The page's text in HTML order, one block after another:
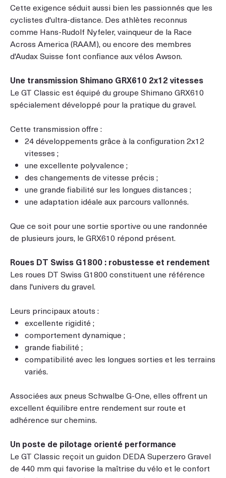
Cette exigence séduit aussi bien les passionnés que les
cyclistes d'ultra-distance. Des athlètes reconnus
comme Hans-Rudolf Nyfeler, vainqueur de la Race
Across America (RAAM), ou encore des membres
d'Audax Suisse font confiance aux vélos Awson.
Une transmission Shimano GRX610 2x12 vitesses
Le GT Classic est équipé du groupe Shimano GRX610
spécialement développé pour la pratique du gravel.
Cette transmission offre :
24 développements grâce à la configuration 2x12
vitesses ;
une excellente polyvalence ;
des changements de vitesse précis ;
une grande fiabilité sur les longues distances ;
une adaptation idéale aux parcours vallonnés.
Que ce soit pour une sortie sportive ou une randonnée
de plusieurs jours, le GRX610 répond présent.
Roues DT Swiss G1800 : robustesse et rendement
Les roues DT Swiss G1800 constituent une référence
dans l'univers du gravel.
Leurs principaux atouts :
excellente rigidité ;
comportement dynamique ;
grande fiabilité ;
compatibilité avec les longues sorties et les terrains
variés.
Associées aux pneus Schwalbe G-One, elles offrent un
excellent équilibre entre rendement sur route et
adhérence sur chemins.
Un poste de pilotage orienté performance
Le GT Classic reçoit un guidon DEDA Superzero Gravel
de 440 mm qui favorise la maîtrise du vélo et le confort